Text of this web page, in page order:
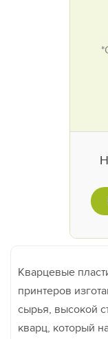
Кварцевые
принтеров
сырья, высокой
кварц, который